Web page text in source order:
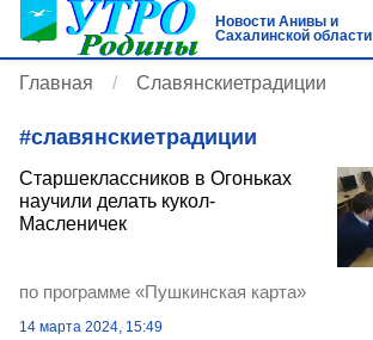
Новости Анивы и
Сахалинской области
Главная Славянскиетрадиции
#славянскиетрадиции
Старшеклассников в Огоньках
научили делать кукол-
Масленичек
по программе «Пушкинская карта»
14 марта 2024, 15:49